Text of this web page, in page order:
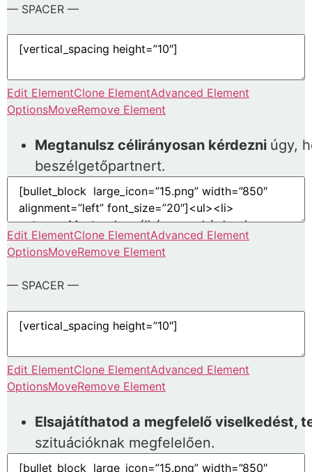
— SPACER —
Edit ElementClone ElementAdvanced Element
OptionsMoveRemove Element
Megtanulsz célirányosan kérdezni úgy,
beszélgetőpartnert.
Edit ElementClone ElementAdvanced Element
OptionsMoveRemove Element
— SPACER —
Edit ElementClone ElementAdvanced Element
OptionsMoveRemove Element
Elsajátíthatod a megfelelő viselkedést,
szituációknak megfelelően.